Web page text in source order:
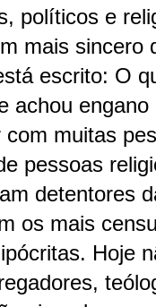
políticos e
mais sincero
escrito: O
achou
muitas
pessoas
detentores
os mais
Hoje